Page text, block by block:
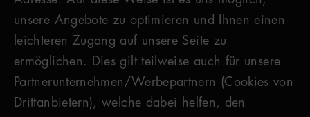
unsere Angebote zu optimieren und Ihnen einen
leichteren Zugang auf unsere Seite zu
ermöglichen. Dies gilt teilweise auch für unsere
Partnerunternehmen/Werbepartnern (Cookies von
Drittanbietern), welche dabei helfen, den